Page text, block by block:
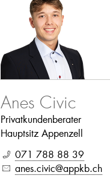
Anes Civic
Privatkundenberater
Hauptsitz Appenzell
071 788 88 39
anes.civic@appkb.ch